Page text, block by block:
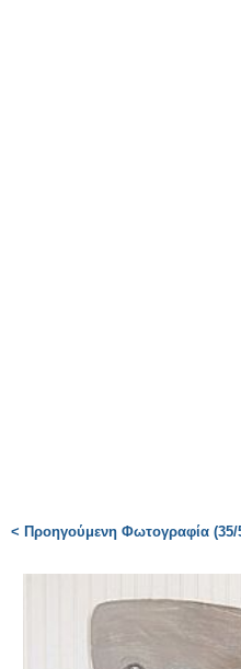
< Προηγούμενη Φωτογραφία (35/